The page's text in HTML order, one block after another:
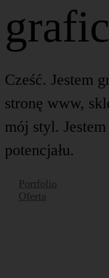
Cześć. Jestem
stronę www,
mój styl.
potencjału.
Portfolio
Oferta